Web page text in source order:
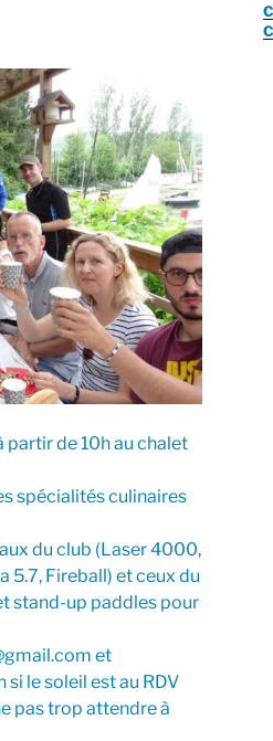
partir de 10h au chalet
spécialités culinaires
du club (Laser 4000,
5.7, Fireball) et ceux du
stand-up paddles pour
et
le soleil est au RDV
pas trop attendre à